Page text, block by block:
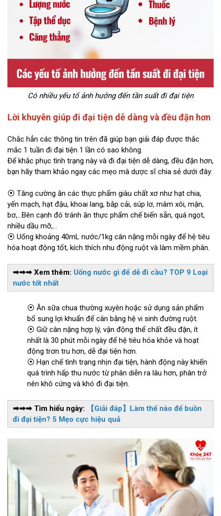
Có nhiều yếu tố ảnh hưởng đến tần suất đi đại tiện
Lời khuyên giúp đi đại tiện dễ dàng và đều đặn hơn
Chắc hẳn các thông tin trên đã giúp bạn giải đáp được thắc
mắc 1 tuần đi đại tiện 1 lần có sao không.
Để khắc phục tình trạng này và đi đại tiện dễ dàng, đều đặn hơn,
bạn hãy tham khảo ngay các mẹo mà dược sĩ chia sẻ dưới đây:
⦿ Tăng cường ăn các thực phẩm giàu chất xơ như hạt chia,
yến mạch, hạt đậu, khoai lang, bắp cải, súp lơ, mâm xôi, mận,
bơ,...Bên cạnh đó tránh ăn thực phẩm chế biến sẵn, quá ngọt,
nhiều dầu mỡ,...
⦿ Uống khoảng 40mL nước/1kg cân nặng mỗi ngày để hệ tiêu
hóa hoạt động tốt, kích thích nhu động ruột và làm mềm phân.
➡➡➡ Xem thêm: Uống nước gì để dễ đi cầu? TOP 9 Loại
nước tốt nhất
⦿ Ăn sữa chua thường xuyên hoặc sử dụng sản phẩm
bổ sung lợi khuẩn để cân bằng hệ vi sinh đường ruột.
⦿ Giữ cân nặng hợp lý, vận động thể chất đều đặn, ít
nhất là 30 phút mỗi ngày để hệ tiêu hóa khỏe và hoạt
động trơn tru hơn, dễ đại tiện hơn.
⦿ Hạn chế tình trạng nhịn đại tiện, hành động này khiến
quá trình hấp thu nước từ phân diễn ra lâu hơn, phân trở
nên khô cứng và khó đi đại tiện.
➡➡➡ Tìm hiểu ngày:
【Giải đáp】Làm thế nào để buồn
đi đại tiện? 5 Mẹo cực hiệu quả